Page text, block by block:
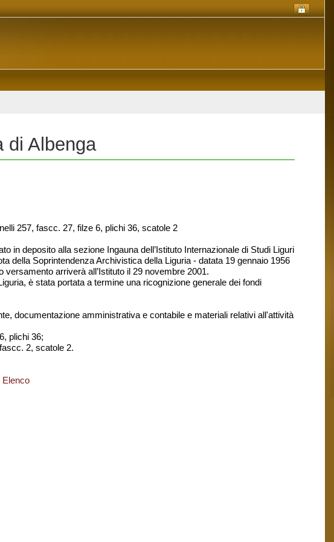
di Albenga
257, fascc. 27, filze 6, plichi 36, scatole 2
in deposito alla sezione Ingauna dell’Istituto Internazionale di Studi Liguri
della Soprintendenza Archivistica della Liguria - datata 19 gennaio 1956
arriverà all’Istituto il 29 novembre 2001.
è stata portata a termine una ricognizione generale dei fondi
documentazione amministrativa e contabile e materiali relativi all'attività
plichi 36;
2, scatole 2.
Elenco